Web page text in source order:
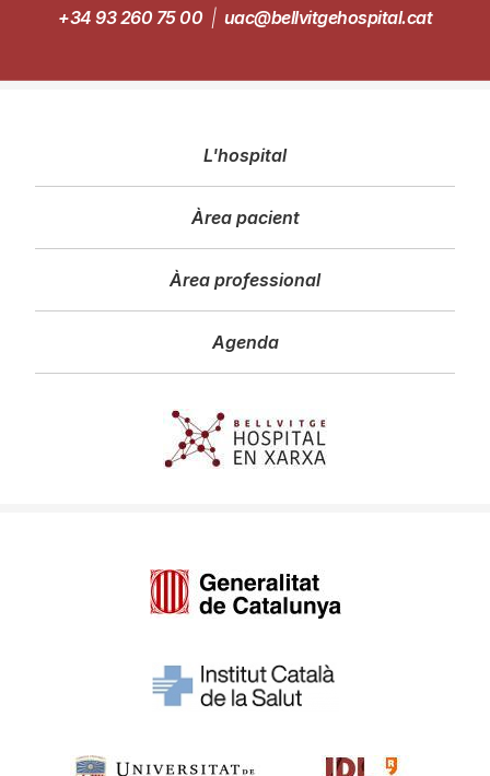
+34 93 260 75 00 | uac@bellvitgehospital.cat
principal
L'hospital
Àrea pacient
Àrea professional
Agenda